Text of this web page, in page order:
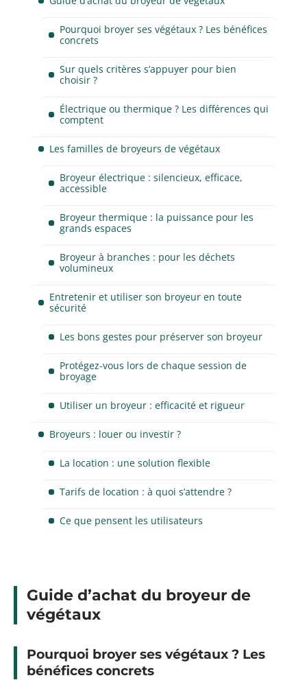
Pourquoi broyer ses végétaux ? Les bénéfices
concrets
Sur quels critères s’appuyer pour bien
choisir ?
Électrique ou thermique ? Les différences qui
comptent
Les familles de broyeurs de végétaux
Broyeur électrique : silencieux, efficace,
accessible
Broyeur thermique : la puissance pour les
grands espaces
Broyeur à branches : pour les déchets
volumineux
Entretenir et utiliser son broyeur en toute
sécurité
Les bons gestes pour préserver son broyeur
Protégez-vous lors de chaque session de
broyage
Utiliser un broyeur : efficacité et rigueur
Broyeurs : louer ou investir ?
La location : une solution flexible
Tarifs de location : à quoi s’attendre ?
Ce que pensent les utilisateurs
Guide d’achat du broyeur de
végétaux
Pourquoi broyer ses végétaux ? Les
bénéfices concrets